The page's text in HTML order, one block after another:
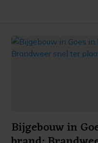
Bijgebouw in